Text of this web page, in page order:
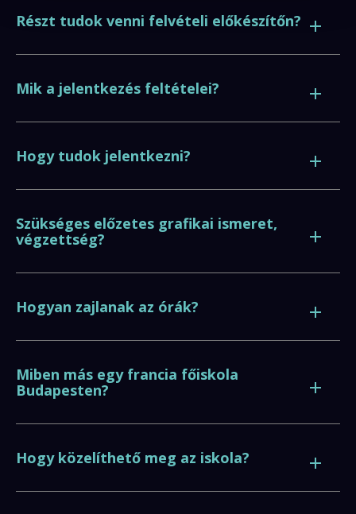
Részt tudok venni felvételi előkészítőn?
Mik a jelentkezés feltételei?
Hogy tudok jelentkezni?
Szükséges előzetes grafikai ismeret,
végzettség?
Hogyan zajlanak az órák?
Miben más egy francia főiskola
Budapesten?
Hogy közelíthető meg az iskola?